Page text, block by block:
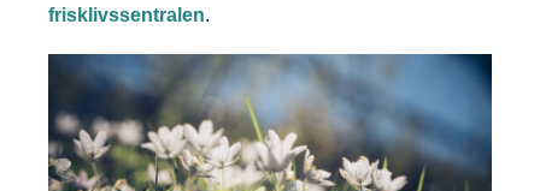
frisklivssentralen.